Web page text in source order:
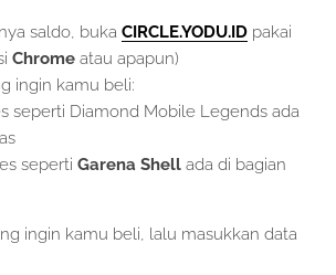
saldo, buka CIRCLE.YODU.ID pakai
Chrome atau apapun)
ingin kamu beli:
seperti Diamond Mobile Legends ada
seperti Garena Shell ada di bagian
ingin kamu beli, lalu masukkan data